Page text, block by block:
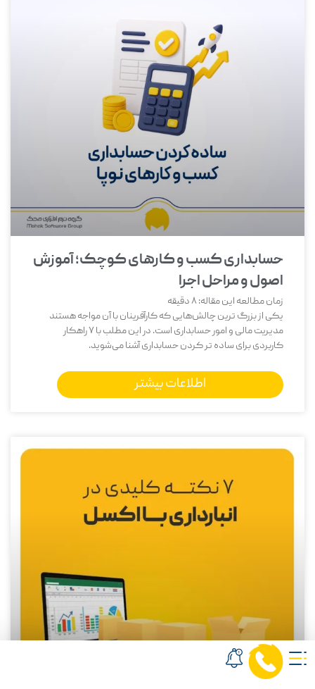
حسابداری کسب و کارهای کوچک؛ آموزش
اصول و مراحل اجرا
زمان مطالعه این مقاله:8دقیقه
یکی از بزرگ‌ ترین چالش‌هایی که کارآفرینان با آن مواجه هستند
مدیریت مالی و امور حسابداری است. در این مطلب با 7 راهکار
کاربردی برای ساده تر کردن حسابداری آشنا می‌شوید.
اطلاعات بیشتر